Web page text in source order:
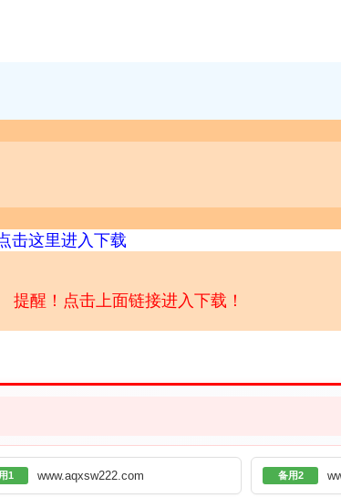
击这里进入下载
提醒！点击上面链接进入下载！
1 www.aqxsw222.com 备用2